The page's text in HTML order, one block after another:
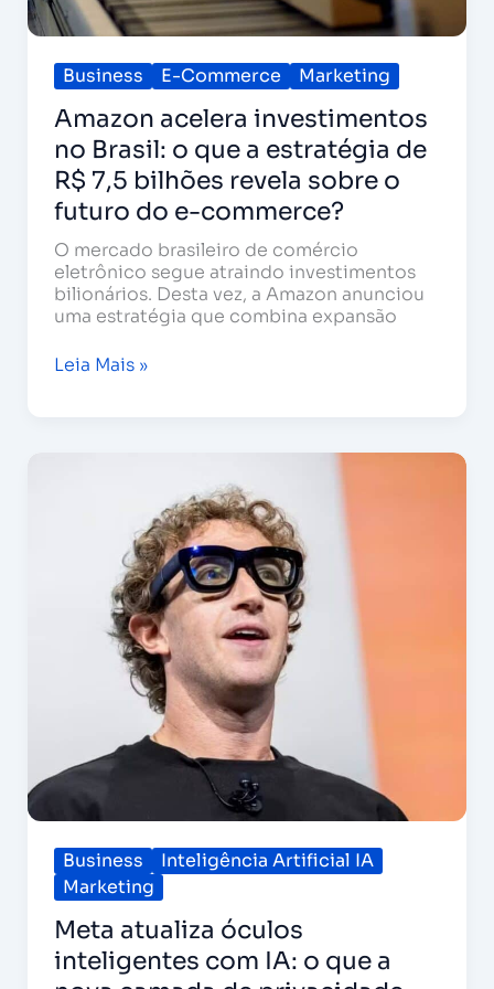
Business E-Commerce Marketing
Amazon acelera investimentos
no Brasil: o que a estratégia de
R$ 7,5 bilhões revela sobre o
futuro do e-commerce?
O mercado brasileiro de comércio
eletrônico segue atraindo investimentos
bilionários. Desta vez, a Amazon anunciou
uma estratégia que combina expansão
o
futuro
e-
commerce?
Leia Mais »
Business
Inteligência Artificial IA
Marketing
Meta atualiza óculos
inteligentes com IA: o que a
inteligentes
privacidade
ensina
para
empresas